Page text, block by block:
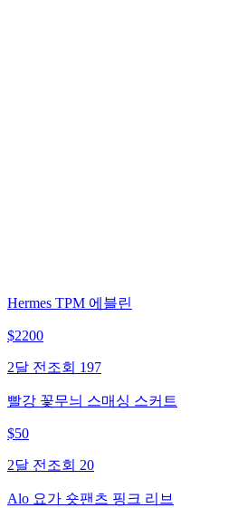
Hermes TPM 에블린
$2200
2달 전 조회 197
빨강 꽃무늬 스매싱 스커트
$50
2달 전 조회 20
Alo 요가 숏팬츠 핑크 리브